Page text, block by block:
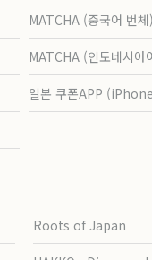
MATCHA (중국어 번체)
MATCHA (인도네시아
일본 쿠폰APP
Roots of Japan